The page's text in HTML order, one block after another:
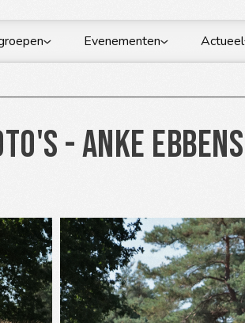
- Anke Ebbens
Evenementen Actueel